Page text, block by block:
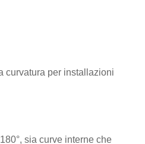
curvatura per installazioni
sia curve interne che